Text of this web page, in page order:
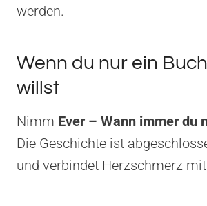
werden.
Wenn du nur ein
willst
Nimm Ever – Wann immer du
Die Geschichte ist
und verbindet Herzschmerz